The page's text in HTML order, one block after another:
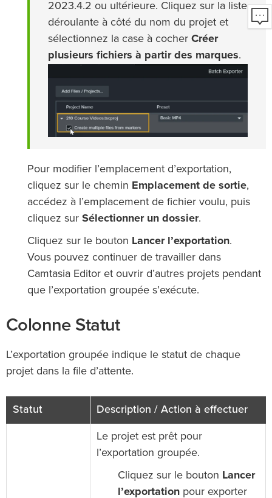
2023.4.2 ou ultérieure. Cliquez sur la liste
déroulante à côté du nom du projet et
sélectionnez la case à cocher Créer
plusieurs fichiers à partir des marques.
Pour modifier l’emplacement d’exportation,
cliquez sur le chemin Emplacement de sortie,
accédez à l’emplacement de fichier voulu, puis
cliquez sur Sélectionner un dossier.
Cliquez sur le bouton Lancer l’exportation.
Vous pouvez continuer de travailler dans
Camtasia Editor et ouvrir d’autres projets pendant
que l’exportation groupée s’exécute.
Colonne Statut
L’exportation groupée indique le statut de chaque
projet dans la file d’attente.
Statut Description / Action à effectuer
Le projet est prêt pour
l’exportation groupée.
Cliquez sur le bouton Lancer
l’exportation pour exporter